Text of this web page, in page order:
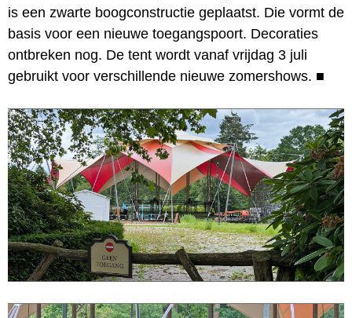
is een zwarte boogconstructie geplaatst. Die vormt de
basis voor een nieuwe toegangspoort. Decoraties
ontbreken nog. De tent wordt vanaf vrijdag 3 juli
gebruikt voor verschillende nieuwe zomershows. ■